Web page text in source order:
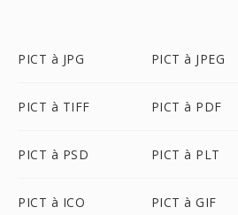
PICT à JPG PICT à JPEG
PICT à TIFF PICT à PDF
PICT à PSD PICT à PLT
PICT à ICO PICT à GIF